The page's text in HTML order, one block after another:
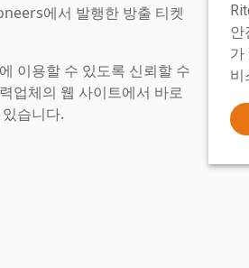
에서 발행한 방출 티켓
이용할 수 있도록 신뢰할 수
업체의 웹 사이트에서 바로
습니다.
안
가
비